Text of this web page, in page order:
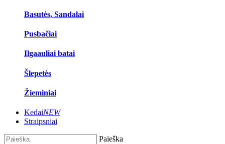
Basutės, Sandalai
Pusbačiai
Ilgaauliai batai
Šlepetės
Žieminiai
KedaiNEW
Straipsniai
Paieška